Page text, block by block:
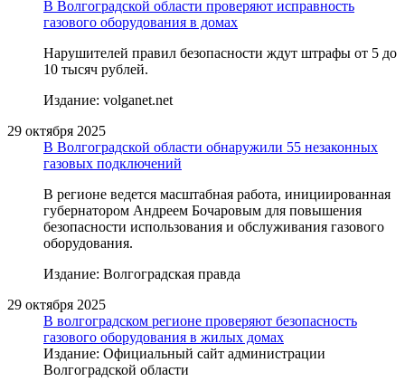
В Волгоградской области проверяют исправность
газового оборудования в домах
Нарушителей правил безопасности ждут штрафы от 5 до
10 тысяч рублей.
Издание: volganet.net
29 октября 2025
В Волгоградской области обнаружили 55 незаконных
газовых подключений
В регионе ведется масштабная работа, инициированная
губернатором Андреем Бочаровым для повышения
безопасности использования и обслуживания газового
оборудования.
Издание: Волгоградская правда
29 октября 2025
В волгоградском регионе проверяют безопасность
газового оборудования в жилых домах
Издание: Официальный сайт администрации
Волгоградской области